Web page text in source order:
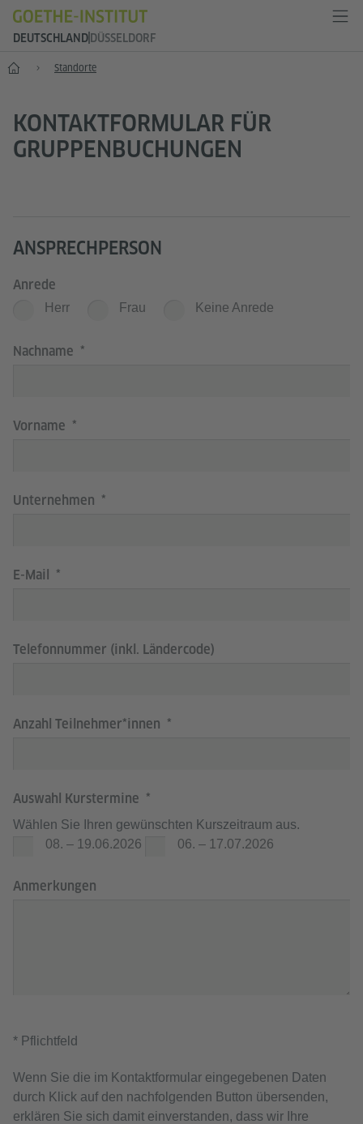
DEUTSCHLAND DÜSSELDORF
-- Standorte
KONTAKTFORMULAR FÜR
GRUPPENBUCHUNGEN
ANSPRECHPERSON
Anrede
Herr Frau Keine Anrede
Nachname
Vorname
Unternehmen
E-Mail
Telefonnummer (inkl. Ländercode)
Anzahl Teilnehmer*innen
Auswahl Kurstermine
Wählen Sie Ihren gewünschten Kurszeitraum aus.
08. – 19.06.2026
06. – 17.07.2026
Anmerkungen
* Pflichtfeld
Wenn Sie die im Kontaktformular eingegebenen Daten
durch Klick auf den nachfolgenden Button übersenden,
erklären Sie sich damit einverstanden, dass wir Ihre